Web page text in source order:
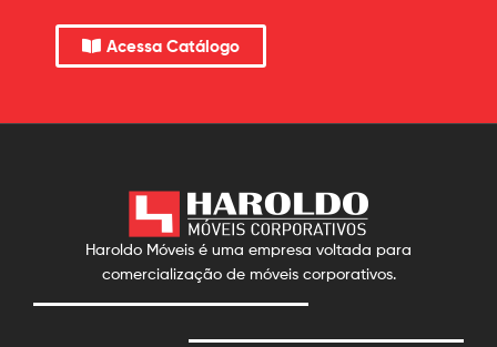
Acessa Catálogo
Haroldo Móveis é uma empresa voltada para
comercialização de móveis corporativos.